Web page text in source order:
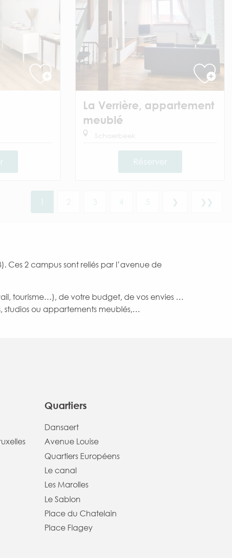
La Verrière, appartement
meublé
Schaerbeek
Réserver
1 2 3 4 5 ❯ ❯❯
Ces 2 campus sont reliés par l’avenue de
tourisme…), de votre budget, de vos envies …
studios ou appartements meublés,…
Quartiers
Dansaert
Avenue Louise
Quartiers Européens
Le canal
Les Marolles
Le Sablon
Place du Chatelain
Place Flagey